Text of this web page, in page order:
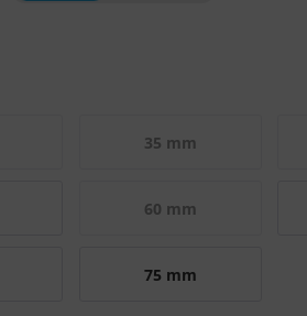
35 mm
60 mm
75 mm